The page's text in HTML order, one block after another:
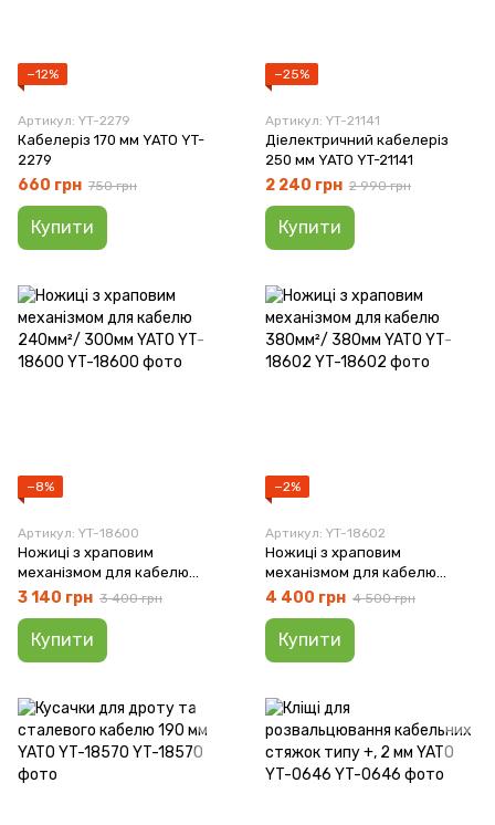
−12%
Артикул: YT-2279
Кабелеріз 170 мм YATO YT-
2279
660 грн 750 грн
Купити
−25%
Артикул: YT-21141
Діелектричний кабелеріз
250 мм YATO YT-21141
2 240 грн 2 990 грн
Купити
−8%
Артикул: YT-18600
Ножиці з храповим
механізмом для кабелю
240мм²/ 300мм YATO YT-
3 140 грн 3 400 грн
Купити
−2%
Артикул: YT-18602
Ножиці з храповим
механізмом для кабелю
380мм²/ 380мм YATO YT-
4 400 грн 4 500 грн
Купити